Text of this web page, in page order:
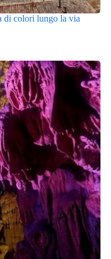
di colori lungo la via